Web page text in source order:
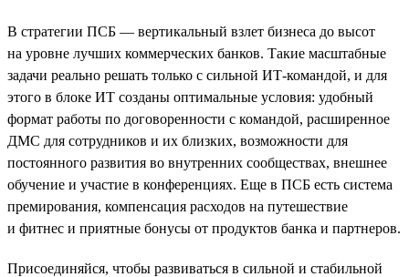
В стратегии ПСБ — вертикальный взлет бизнеса до высот
на уровне лучших коммерческих банков. Такие масштабные
задачи реально решать только с сильной ИТ-командой, и для
этого в блоке ИТ созданы оптимальные условия: удобный
формат работы по договоренности с командой, расширенное
ДМС для сотрудников и их близких, возможности для
постоянного развития во внутренних сообществах, внешнее
обучение и участие в конференциях. Еще в ПСБ есть система
премирования, компенсация расходов на путешествие
и фитнес и приятные бонусы от продуктов банка и партнеров.
Присоединяйся, чтобы развиваться в сильной и стабильной